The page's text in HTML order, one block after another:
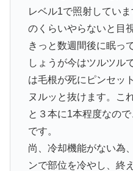
レベル1で照射してい
のくらいやらないと目
きっと数週間後に眠っ
しょうが今はツルツル
は毛根が死にピンセッ
ヌルッと抜けます。こ
と３本に1本程度なの
です。
尚、冷却機能がない為
ンで部位を冷やし、終